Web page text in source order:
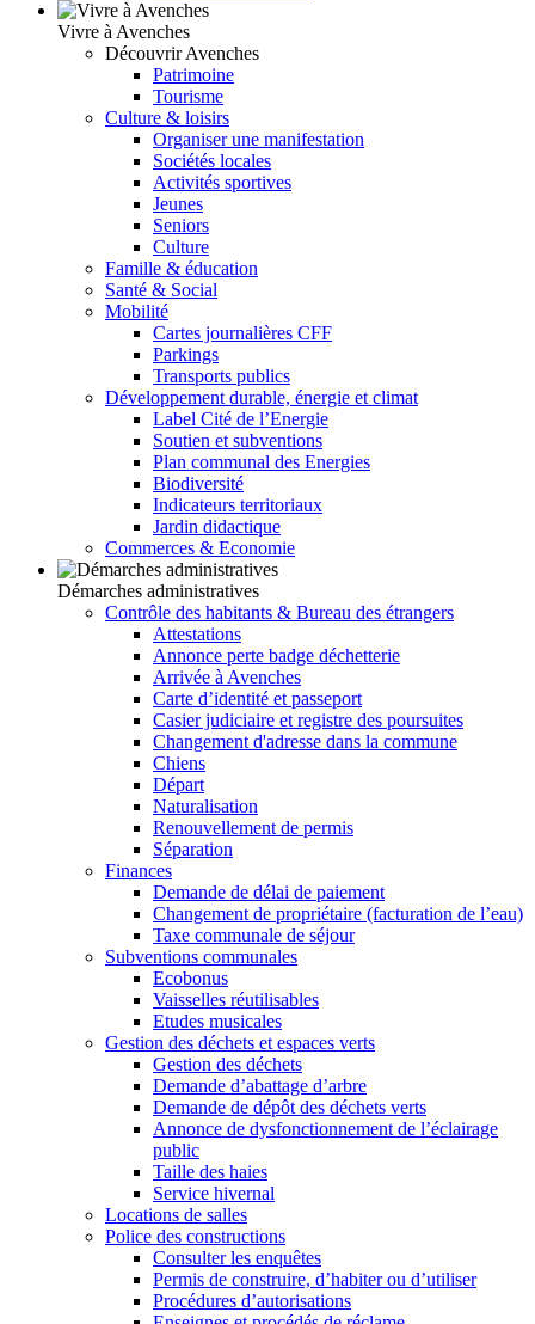
Vivre à Avenches
Découvrir Avenches
Patrimoine
Tourisme
Culture & loisirs
Organiser une manifestation
Sociétés locales
Activités sportives
Jeunes
Seniors
Culture
Famille & éducation
Santé & Social
Mobilité
Cartes journalières CFF
Parkings
Transports publics
Développement durable, énergie et climat
Label Cité de l’Energie
Soutien et subventions
Plan communal des Energies
Biodiversité
Indicateurs territoriaux
Jardin didactique
Commerces & Economie
Démarches administratives
Contrôle des habitants & Bureau des étrangers
Attestations
Annonce perte badge déchetterie
Arrivée à Avenches
Carte d’identité et passeport
Casier judiciaire et registre des poursuites
Changement d'adresse dans la commune
Chiens
Départ
Naturalisation
Renouvellement de permis
Séparation
Finances
Demande de délai de paiement
Changement de propriétaire (facturation de l’eau)
Taxe communale de séjour
Subventions communales
Ecobonus
Vaisselles réutilisables
Etudes musicales
Gestion des déchets et espaces verts
Gestion des déchets
Demande d’abattage d’arbre
Demande de dépôt des déchets verts
Annonce de dysfonctionnement de l’éclairage
public
Taille des haies
Service hivernal
Locations de salles
Police des constructions
Consulter les enquêtes
Permis de construire, d’habiter ou d’utiliser
Procédures d’autorisations